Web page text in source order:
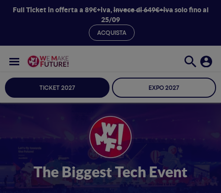
Full Ticket in offerta a 89€+iva,invece di 649€+ivasolo fino al
25/09
ACQUISTA
TICKET 2027 EXPO 2027
The Biggest Tech Event